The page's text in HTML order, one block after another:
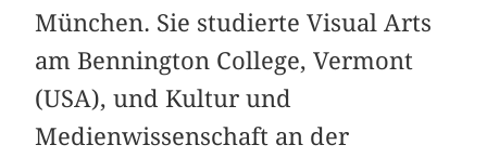
München. Sie studierte Visual Arts
am Bennington College, Vermont
(USA), und Kultur und
Medienwissenschaft an der